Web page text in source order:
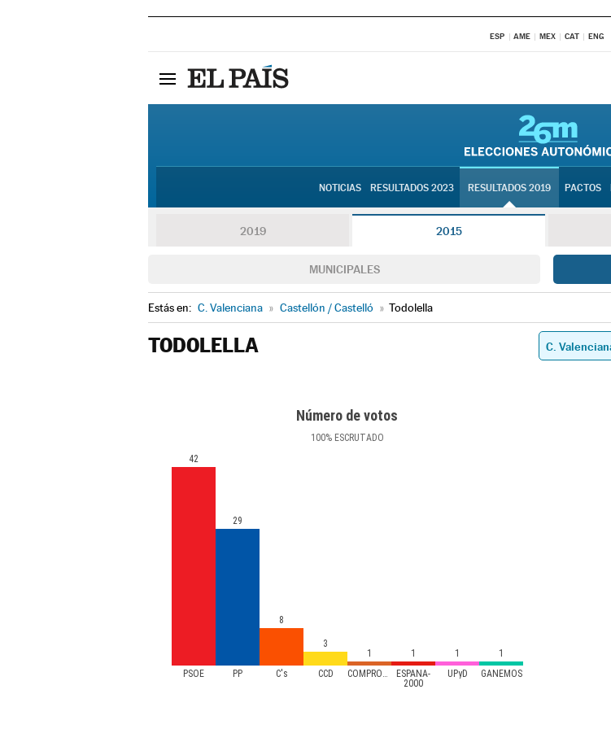
ESP AME MEX CAT ENG
NOTICIAS RESULTADOS 2023 RESULTADOS 2019 PACTOS
2019 2015
MUNICIPALES
Estás en: C. Valenciana » Castellón / Castelló » Todolella
TODOLELLA
Número de votos
100%ESCRUTADO
PSOE PP C's CCD COMPROMÍS
ESPAÑA-
2000
UPyD GANEMOS
42
29
8
3
1
1 1 1